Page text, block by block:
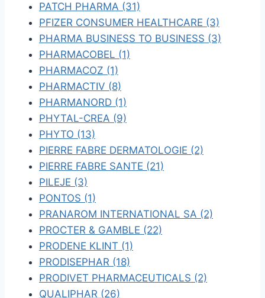
PATCH PHARMA (31)
PFIZER CONSUMER HEALTHCARE (3)
PHARMA BUSINESS TO BUSINESS (3)
PHARMACOBEL (1)
PHARMACOZ (1)
PHARMACTIV (8)
PHARMANORD (1)
PHYTAL-CREA (9)
PHYTO (13)
PIERRE FABRE DERMATOLOGIE (2)
PIERRE FABRE SANTE (21)
PILEJE (3)
PONTOS (1)
PRANAROM INTERNATIONAL SA (2)
PROCTER & GAMBLE (22)
PRODENE KLINT (1)
PRODISEPHAR (18)
PRODIVET PHARMACEUTICALS (2)
QUALIPHAR (26)